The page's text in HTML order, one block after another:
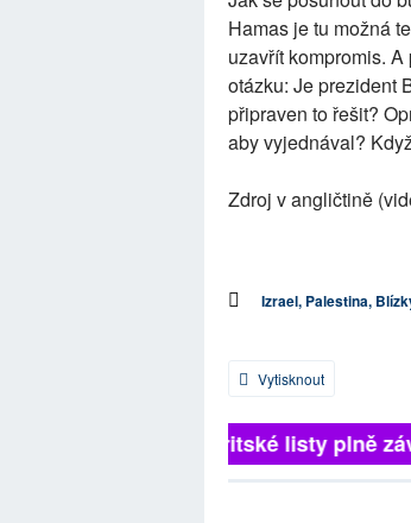
Hamas je tu možná
uzavřít kompromis.
otázku: Je prezident
připraven to řešit?
aby vyjednával?
Zdroj v angličtině
Izrael, Palestina,
Vytisknout
Britské listy plně